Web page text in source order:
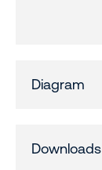
Diagram
Downloads